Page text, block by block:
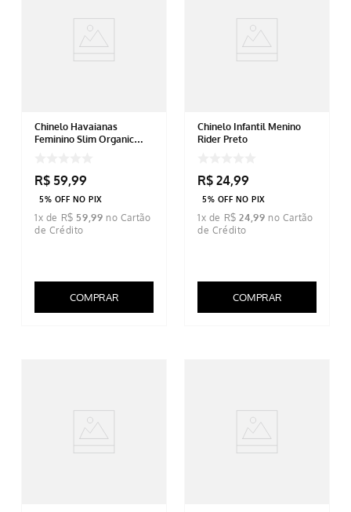
Chinelo Havaianas
Feminino Slim Organic
R$ 59,99
5% OFF NO PIX
1x de R$ 59,99
COMPRAR
Chinelo Infantil Menino
Rider Preto
R$ 24,99
5% OFF NO PIX
1x de R$ 24,99
COMPRAR